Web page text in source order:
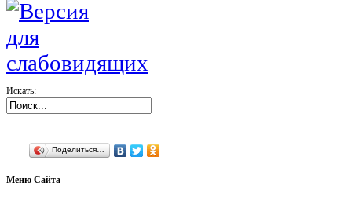
Искать:
Поделиться…
Меню Сайта